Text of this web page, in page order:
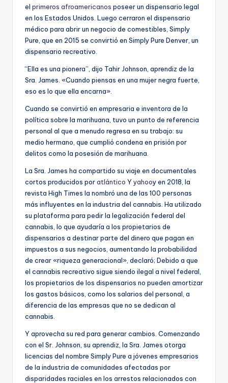
el primeros afroamericanos poseer un dispensario legal
en los Estados Unidos. Luego cerraron el dispensario
médico para abrir un negocio de comestibles, Simply
Pure, que en 2015 se convirtió en Simply Pure Denver, un
dispensario recreativo.
“Ella es una pionera”, dijo Tahir Johnson, aprendiz de la
Sra. James. «Cuando piensas en una mujer negra fuerte,
eso es lo que ella encarna».
Cuando se convirtió en empresaria e inventora de la
política sobre la marihuana, tuvo un punto de referencia
personal al que a menudo regresa en su trabajo: su
medio hermano, que cumplió condena en prisión por
delitos como la posesión de marihuana.
La Sra. James ha compartido su viaje en documentales
cortos producidos poratlántico Yyahooy en 2018, la
revista High Times la nombró una de las 100 personas
más influyentes en la industria del cannabis. Ha utilizado
su plataforma para pedir la legalización federal del
cannabis, lo que ayudaría a los propietarios de
dispensarios a destinar parte del dinero que pagan en
impuestos a sus negocios, aumentando la probabilidad
de crear «riqueza generacional», declaró; Debido a que
el cannabis recreativo sigue siendo ilegal a nivel federal,
los propietarios de los dispensarios no pueden amortizar
los gastos básicos, como los salarios del personal, a
diferencia de las empresas que no se dedican al
cannabis.
Y aprovecha su red para generar cambios. Comenzando
con el Sr. Johnson, su aprendiz, la Sra. James otorga
licencias del nombre Simply Pure a jóvenes empresarios
de la industria de comunidades afectadas por
disparidades raciales en los arrestos relacionados con